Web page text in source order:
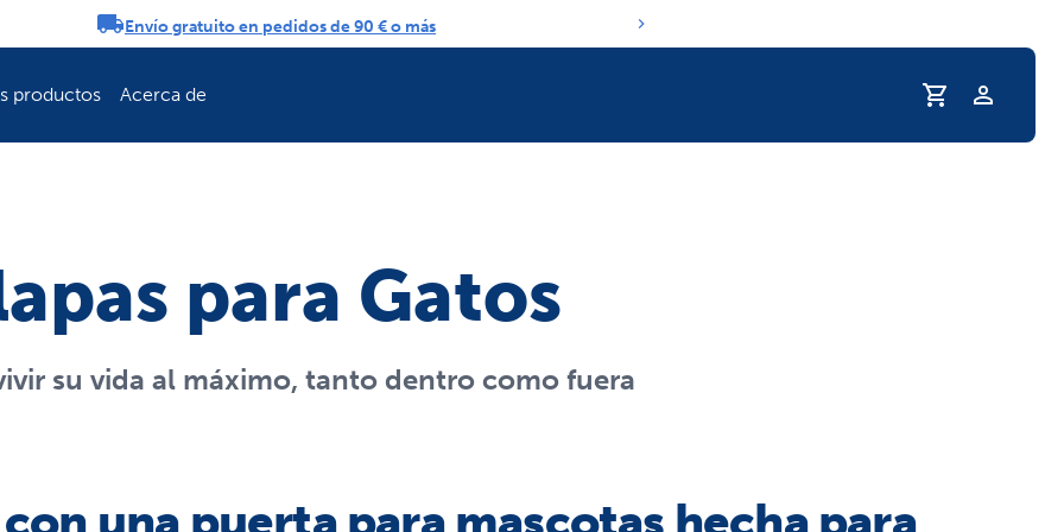
Envío gratuito en pedidos de 90 € o más
productos Acerca de
Perfil
para Gatos
su vida al máximo, tanto dentro como fuera